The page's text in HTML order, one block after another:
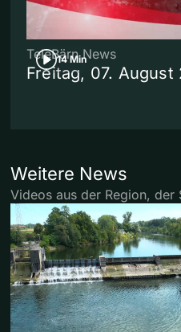
14 Min
TeleBärn News
Freitag, 07. August
Weitere News
Videos aus der Region, der